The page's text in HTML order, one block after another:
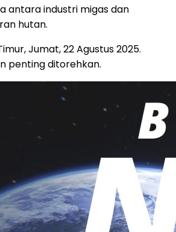
antara industri migas dan
hutan.
Jumat, 22 Agustus 2025.
penting ditorehkan.